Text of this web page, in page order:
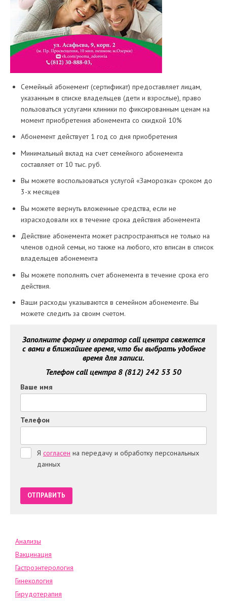
Анализы
Вакцинация
Гастроэнтерология
Гинекология
Гирудотерапия
Семейный абонемент (сертификат) предоставляет лицам,
указанным в списке владельцев (дети и взрослые), право
пользоваться услугами клиники по фиксированным ценам на
момент приобретения абонемента со скидкой 10%
Абонемент действует 1 год со дня приобретения
Минимальный вклад на счет семейного абонемента
составляет от 10 тыс. руб.
Вы можете воспользоваться услугой «Заморозка» сроком до
3-х месяцев
Вы можете вернуть вложенные средства, если не
израсходовали их в течение срока действия абонемента
Действие абонемента может распространяться не только на
членов одной семьи, но также на любого, кто вписан в список
владельцев абонемента
Вы можете пополнять счет абонемента в течение срока его
действия.
Ваши расходы указываются в семейном абонементе. Вы
можете следить за своим счетом.
Заполните форму и оператор call центра свяжется
с вами в ближайшее время, что бы выбрать удобное
время для записи.
Телефон call центра 8 (812) 242 53 50
Ваше имя
Телефон
Я согласен на передачу и обработку персональных
данных